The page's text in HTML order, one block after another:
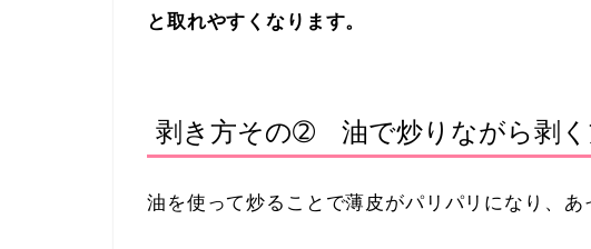
と取れやすくなります。
剥き方その➁ 油で炒りながら剥く
油を使って炒ることで薄皮がパリパリになり、あ